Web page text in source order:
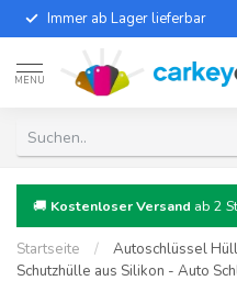
Immer ab Lager lieferbar
MENU
🚚 Kostenloser Versand ab 2
Startseite /
Autoschlüssel
Schutzhülle aus Silikon - Auto